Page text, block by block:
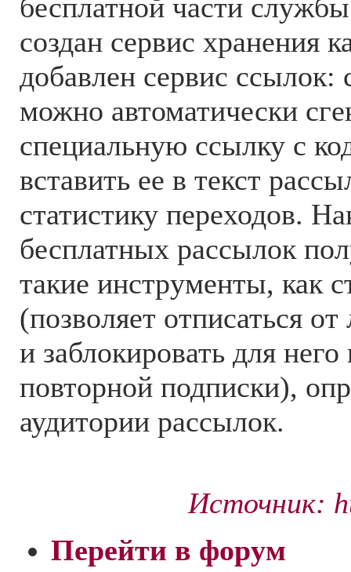
бесплатной части
создан сервис хранения
добавлен сервис
можно автоматически
специальную ссылку с
вставить ее в текст
статистику переходов.
бесплатных рассылок
такие инструменты, как
(позволяет отписаться
и заблокировать для
повторной подписки),
аудитории рассылок.
Источник:
Перейти в форум